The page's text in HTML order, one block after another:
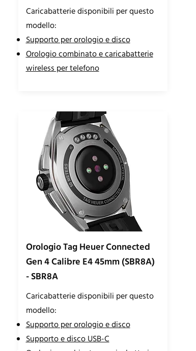
Caricabatterie disponibili per questo
modello:
Supporto per orologio e disco
Orologio combinato e caricabatterie
wireless per telefono
Orologio Tag Heuer Connected
Gen 4 Calibre E4 45mm (SBR8A)
- SBR8A
Caricabatterie disponibili per questo
modello:
Supporto per orologio e disco
Supporto e disco USB-C